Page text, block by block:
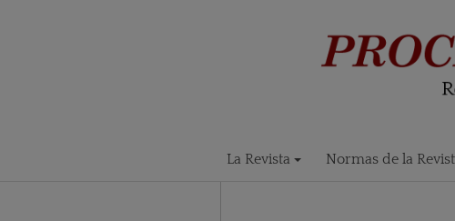
La Revista Normas de la